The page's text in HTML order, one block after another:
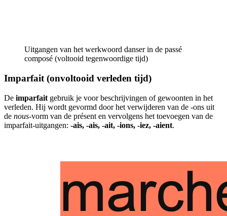
Uitgangen van het werkwoord danser in de passé
composé (voltooid tegenwoordige tijd)
Imparfait (onvoltooid verleden tijd)
De imparfait gebruik je voor beschrijvingen of gewoonten in het
verleden. Hij wordt gevormd door het verwijderen van de -ons uit
de nous-vorm van de présent en vervolgens het toevoegen van de
imparfait-uitgangen: -ais, -ais, -ait, -ions, -iez, -aient.